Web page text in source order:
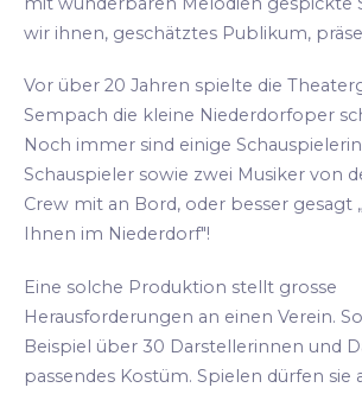
wir ihnen, geschätztes Publikum,
Vor über 20 Jahren spielte die
Sempach die kleine Niederdorfoper
Noch immer sind einige
Schauspieler sowie zwei Musiker von
Crew mit an Bord, oder besser gesagt
Ihnen im Niederdorf"!
Eine solche Produktion stellt grosse
Herausforderungen an einen Verein.
Beispiel über 30 Darstellerinnen und
passendes Kostüm. Spielen dürfen sie